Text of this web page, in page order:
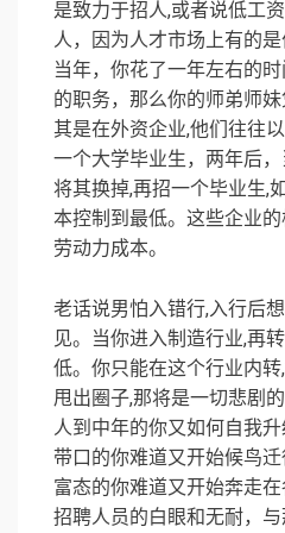
是致力于招人,或者说低工
人，因为人才市场上有的是
当年，你花了一年左右的
的职务，那么你的师弟师
其是在外资企业,他们往往
一个大学毕业生，两年后
将其换掉,再招一个毕业生,
本控制到最低。这些企业
劳动力成本。
老话说男怕入错行,入行后
见。当你进入制造行业,再
低。你只能在这个行业内
甩出圈子,那将是一切悲剧
人到中年的你又如何自我
带口的你难道又开始候鸟
富态的你难道又开始奔走
招聘人员的白眼和无耐，